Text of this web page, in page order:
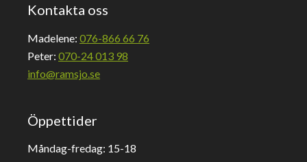
Kontakta oss
Madelene: 076-866 66 76
Peter: 070-24 013 98
info@ramsjo.se
Öppettider
Måndag-fredag: 15-18